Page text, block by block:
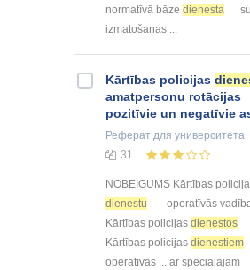
normatīvā bāze dienesta
izmatošanas ...
Kārtības policijas
amatpersonu rotācijas
pozitīvie un negatīvie
Реферат для университета
31
NOBEIGUMS Kārtības
dienestu
- operatīvās
Kārtības policijas dienestos
Kārtības policijas dienestiem
operatīvās ... ar speciālajām